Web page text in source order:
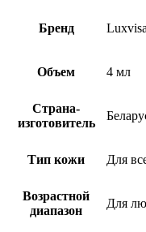
Бренд
Объем 4 мл
Страна-
изготовитель
Тип кожи Для
Возрастной
диапазон
Для